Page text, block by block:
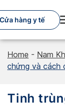
to
content
hàng y tế
Home - Nam
chứng và cách
Tinh